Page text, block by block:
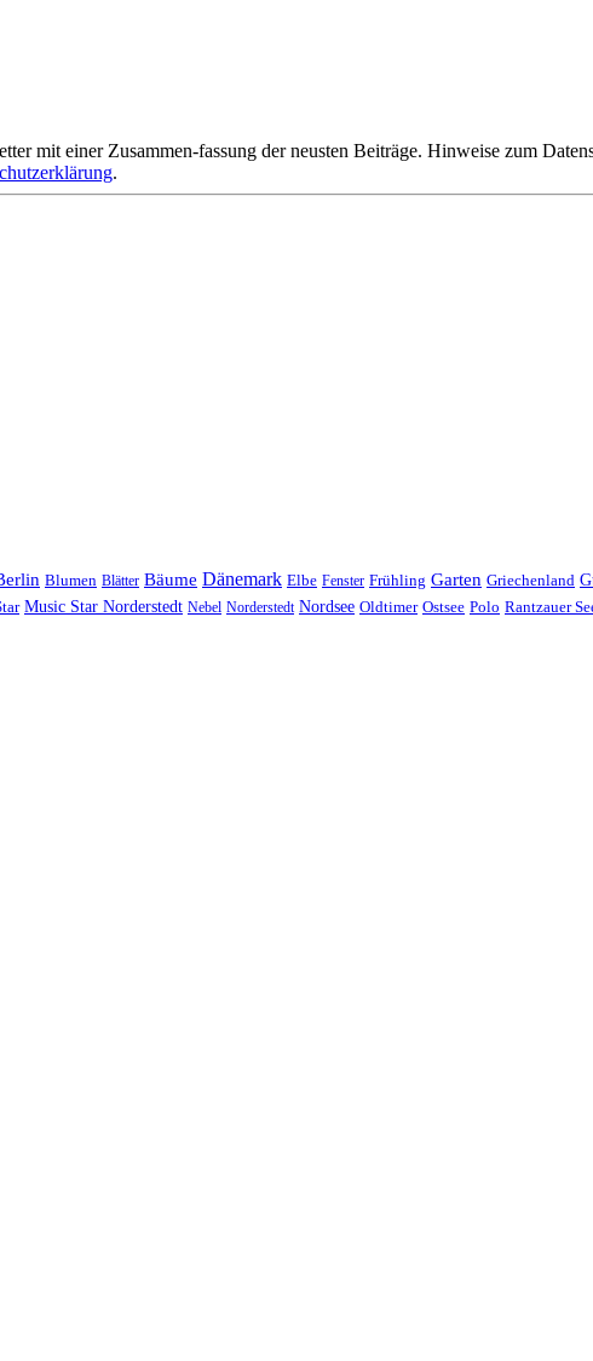
mit einer Zusammen-fassung der neusten Beiträge. Hinweise zum
.
Blumen Blätter Bäume Dänemark Elbe Fenster Frühling Garten Griechenland
Music Star Norderstedt Nebel Norderstedt Nordsee Oldtimer Ostsee Polo Rantzauer